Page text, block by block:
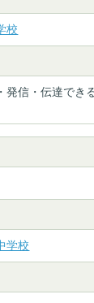
校
発信・伝達でき
学校